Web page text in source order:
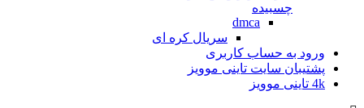
چسبیده
dmca
سریال کره ای
ورود به حساب کاربری
پشتیبان سایت تاینی موویز
4k تاینی موویز